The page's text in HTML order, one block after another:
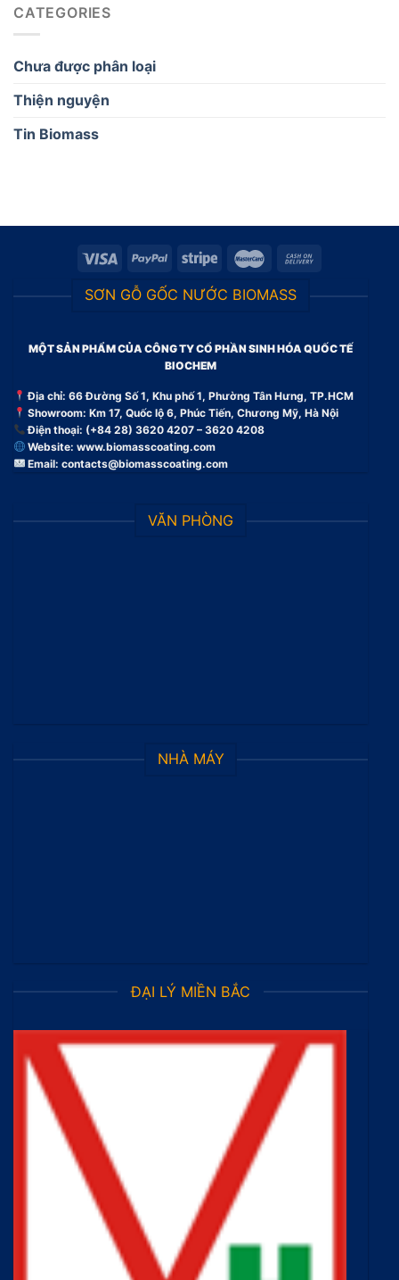
CATEGORIES
Chưa được phân loại
Thiện nguyện
Tin Biomass
SƠN GỖ GỐC NƯỚC BIOMASS
MỘT SẢN PHẨM CỦA CÔNG TY CỔ PHẦN SINH HÓA QUỐC TẾ
BIOCHEM
Địa chỉ: 66 Đường Số 1, Khu phố 1, Phường Tân Hưng, TP.HCM
Showroom: Km 17, Quốc lộ 6, Phúc Tiến, Chương Mỹ, Hà Nội
Điện thoại: (+84 28) 3620 4207 – 3620 4208
Website:www.biomasscoating.com
Email:contacts@biomasscoating.com
VĂN PHÒNG
NHÀ MÁY
ĐẠI LÝ MIỀN BẮC